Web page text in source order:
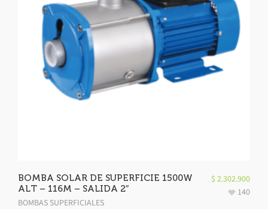
BOMBA SOLAR DE SUPERFICIE 1500W
ALT – 116M – SALIDA 2″
BOMBAS SUPERFICIALES
$ 2.302.900
140